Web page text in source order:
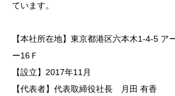
ています。
【本社所在地】東京都港区六本木1-4-5 ア
ー16Ｆ
【設立】2017年11月
【代表者】代表取締役社長 月田 有香